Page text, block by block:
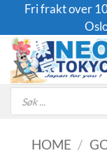
content
Fri frakt over
Products
search
HOME /